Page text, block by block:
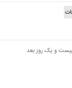
بیست و یک روز بعد